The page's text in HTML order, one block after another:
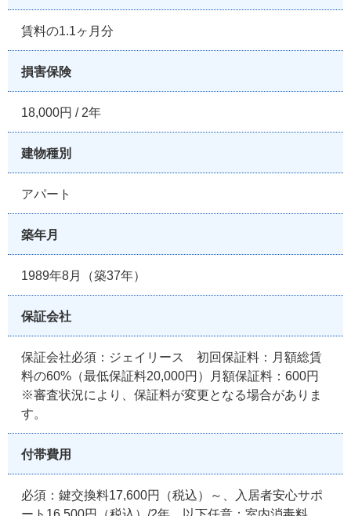
賃料の1.1ヶ月分
損害保険
18,000円 / 2年
建物種別
アパート
築年月
1989年8月（築37年）
保証会社
保証会社必須：ジェイリース 初回保証料：月額総賃
料の60%（最低保証料20,000円）月額保証料：600円
※審査状況により、保証料が変更となる場合がありま
す。
付帯費用
必須：鍵交換料17,600円（税込）～、入居者安心サポ